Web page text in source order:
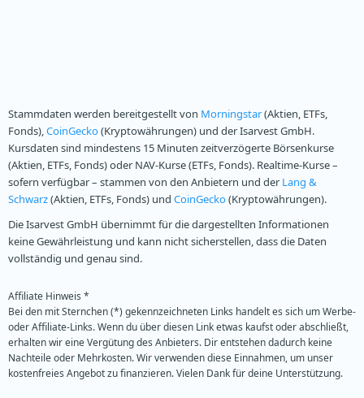
Stammdaten werden bereitgestellt von Morningstar(Aktien, ETFs,
Fonds),CoinGecko(Kryptowährungen) und der Isarvest GmbH.
Kursdaten sind mindestens 15 Minuten zeitverzögerte Börsenkurse
(Aktien, ETFs, Fonds) oder NAV-Kurse (ETFs, Fonds). Realtime-Kurse –
sofern verfügbar – stammen von den Anbietern und der Lang &
Schwarz(Aktien, ETFs, Fonds) und CoinGecko(Kryptowährungen).
Die Isarvest GmbH übernimmt für die dargestellten Informationen
keine Gewährleistung und kann nicht sicherstellen, dass die Daten
vollständig und genau sind.
Affiliate Hinweis *
Bei den mit Sternchen (*) gekennzeichneten Links handelt es sich um Werbe-
oder Affiliate-Links. Wenn du über diesen Link etwas kaufst oder abschließt,
erhalten wir eine Vergütung des Anbieters. Dir entstehen dadurch keine
Nachteile oder Mehrkosten. Wir verwenden diese Einnahmen, um unser
kostenfreies Angebot zu finanzieren. Vielen Dank für deine Unterstützung.